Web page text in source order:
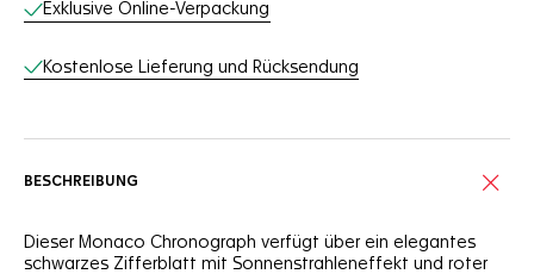
Exklusive Online-Verpackung
Kostenlose Lieferung und Rücksendung
BESCHREIBUNG
Dieser Monaco Chronograph verfügt über ein elegantes
schwarzes Zifferblatt mit Sonnenstrahleneffekt und roter